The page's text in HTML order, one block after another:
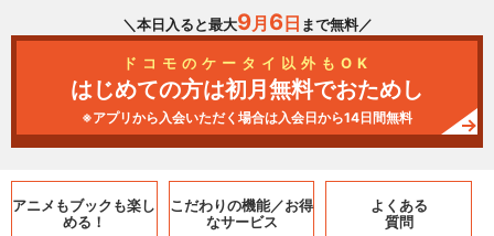
＼本日入ると最大9月 6日 まで無料／
ドコモのケータイ以外もOK
はじめての方は初月無料でおためし
※アプリから入会いただく場合は入会日から14日間無料
アニメもブックも楽し
める！
こだわりの機能／お得
なサービス
よくある
質問